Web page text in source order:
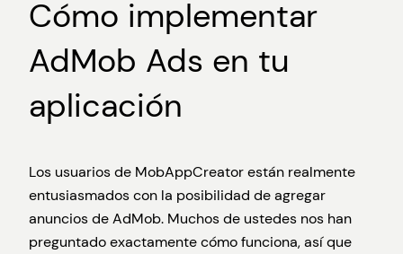
Cómo implementar
AdMob Ads en tu
aplicación
Los usuarios de MobAppCreator están realmente
entusiasmados con la posibilidad de agregar
anuncios de AdMob. Muchos de ustedes nos han
preguntado exactamente cómo funciona, así que